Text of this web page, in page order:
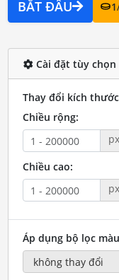
BẮT ĐẦU 1
Cài đặt tùy chọn
Thay đổi kích
Chiều rộng:
px
Chiều cao:
px
Áp dụng bộ lọc